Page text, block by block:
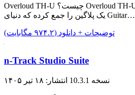
Overloud TH-U چیست؟ Overloud TH-U ترکیب ۳ فناوری را در
یک پلاگین را جمع کرده که دنیای Guitar…
توضیحات + دانلود (۹۷۴.۲ مگابایت)
n-Track Studio Suite
نسخه 10.3.1 انتشار: ۱۸ تیر ۱۴۰۵